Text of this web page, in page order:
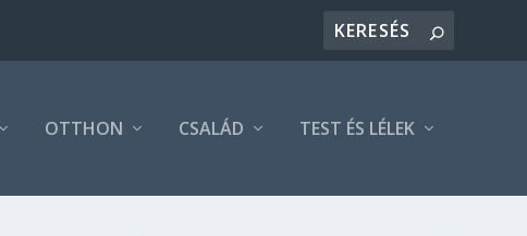
OTTHON CSALÁD TEST ÉS LÉLEK